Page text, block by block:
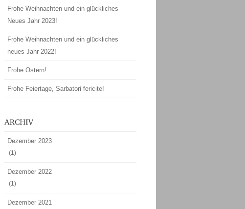
Frohe Weihnachten und ein glückliches
Neues Jahr 2023!
Frohe Weihnachten und ein glückliches
neues Jahr 2022!
Frohe Ostern!
Frohe Feiertage, Sarbatori fericite!
Dezember 2023
(1)
Dezember 2022
(1)
Dezember 2021